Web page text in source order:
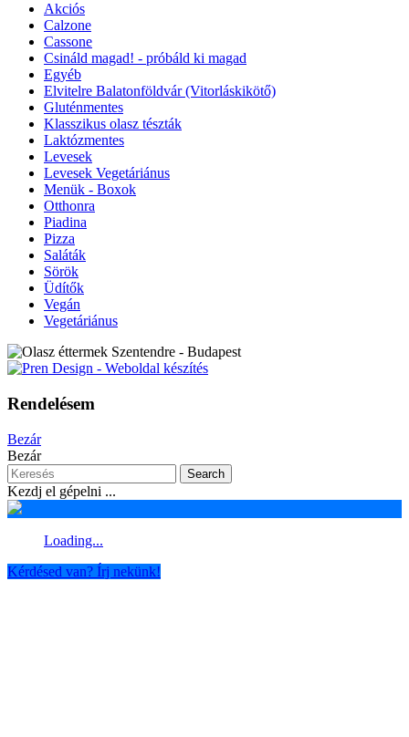
Akciós
Calzone
Cassone
Csináld magad! - próbáld ki magad
Egyéb
Elvitelre Balatonföldvár (Vitorláskikötő)
Gluténmentes
Klasszikus olasz tészták
Laktózmentes
Levesek
Levesek Vegetáriánus
Menük - Boxok
Otthonra
Piadina
Pizza
Saláták
Sörök
Üdítők
Vegán
Vegetáriánus
Rendelésem
Bezár
Bezár
Search
Kezdj el gépelni ...
Loading...
Kérdésed van? Írj nekünk!